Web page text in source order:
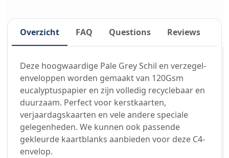
Overzicht FAQ Questions Reviews
Deze hoogwaardige Pale Grey Schil en verzegel-
enveloppen worden gemaakt van 120Gsm
eucalyptuspapier en zijn volledig recyclebaar en
duurzaam. Perfect voor kerstkaarten,
verjaardagskaarten en vele andere speciale
gelegenheden. We kunnen ook passende
gekleurde kaartblanks aanbieden voor deze C4-
envelop.